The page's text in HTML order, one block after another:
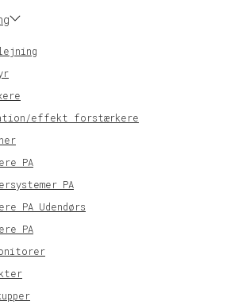
effekt forstærkere
PA
PA
PA Udendørs
PA